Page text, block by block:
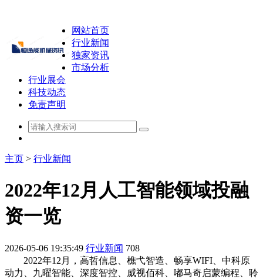
网站首页
行业新闻
独家资讯
市场分析
行业展会
科技动态
免责声明
主页 > 行业新闻
2022年12月人工智能领域投融
资一览
2026-05-06 19:35:49 行业新闻 708
2022年12月，高哲信息、樵弋智造、畅享WIFI、中科原
动力、九曜智能、深度智控、威视佰科、嘟马奇启蒙编程、聆